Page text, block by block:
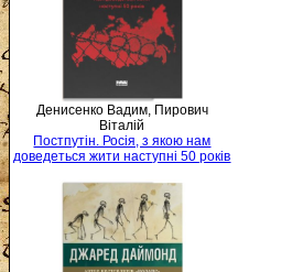
Денисенко Вадим, Пирович
Віталій
Постпутін. Росія, з якою нам
доведеться жити наступні 50 років